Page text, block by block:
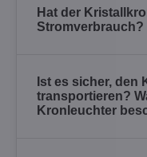
Hat der
Stromverbrauch?
Ist es sicher, den
transportieren?
Kronleuchter